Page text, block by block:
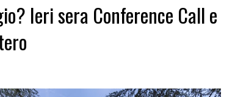
Ieri sera Conference Call e